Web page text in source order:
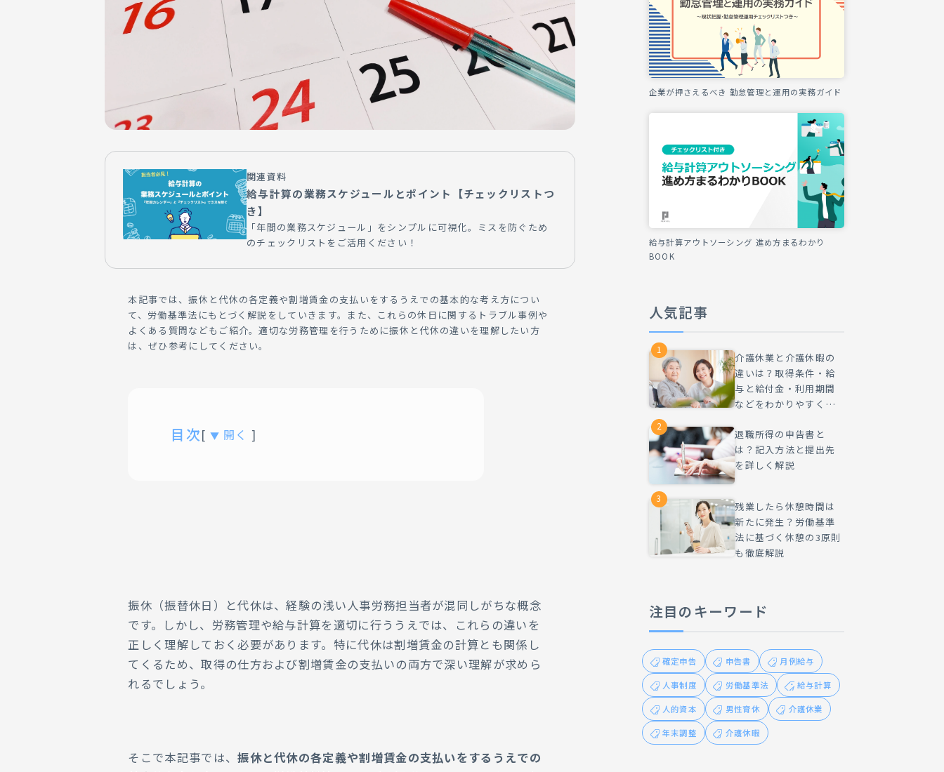
関連資料
給与計算の業務スケジュールとポイント【チェックリストつ
き】
「年間の業務スケジュール」をシンプルに可視化。ミスを防ぐため
のチェックリストをご活用ください！
本記事では、振休と代休の各定義や割増賃金の支払いをするうえでの基本的な考え方につい
て、労働基準法にもとづく解説をしていきます。また、これらの休日に関するトラブル事例や
よくある質問などもご紹介。適切な労務管理を行うために振休と代休の違いを理解したい方
は、ぜひ参考にしてください。
目次[ ▼ 開く ]
06.振替休日と代休に関するトラブル事例
07.振替休日と代休に関するFAQ
08.人事労務のアウトソーシングならラクラスへ
振休（振替休日）と代休は、経験の浅い人事労務担当者が混同しがちな概念
です。しかし、労務管理や給与計算を適切に行ううえでは、これらの違いを
正しく理解しておく必要があります。特に代休は割増賃金の計算とも関係し
てくるため、取得の仕方および割増賃金の支払いの両方で深い理解が求めら
れるでしょう。
そこで本記事では、振休と代休の各定義や割増賃金の支払いをするうえでの
企業が押さえるべき 勤怠管理と運用の実務ガイド
給与計算アウトソーシング 進め方まるわかり
BOOK
人気記事
1
介護休業と介護休暇の
違いは？取得条件・給
与と給付金・利用期間
などをわかりやすく解
2
退職所得の申告書と
は？記入方法と提出先
を詳しく解説
3
残業したら休憩時間は
新たに発生？労働基準
法に基づく休憩の3原則
も徹底解説
注目のキーワード
確定申告 申告書 月例給与
人事制度 労働基準法 給与計算
人的資本 男性育休 介護休業
年末調整 介護休暇